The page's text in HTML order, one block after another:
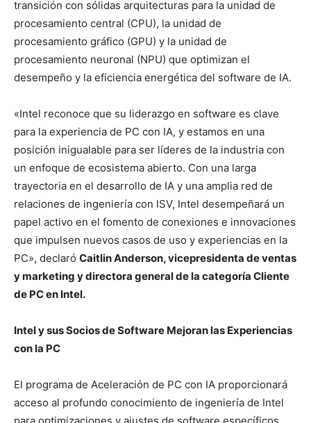
transición con sólidas arquitecturas para la unidad de
procesamiento central (CPU), la unidad de
procesamiento gráfico (GPU) y la unidad de
procesamiento neuronal (NPU) que optimizan el
desempeño y la eficiencia energética del software de IA.
«Intel reconoce que su liderazgo en software es clave
para la experiencia de PC con IA, y estamos en una
posición inigualable para ser líderes de la industria con
un enfoque de ecosistema abierto. Con una larga
trayectoria en el desarrollo de IA y una amplia red de
relaciones de ingeniería con ISV, Intel desempeñará un
papel activo en el fomento de conexiones e innovaciones
que impulsen nuevos casos de uso y experiencias en la
PC», declaró Caitlin Anderson, vicepresidenta de ventas
y marketing y directora general de la categoría Cliente
de PC en Intel.
Intel y sus Socios de Software Mejoran las Experiencias
con la PC
El programa de Aceleración de PC con IA proporcionará
acceso al profundo conocimiento de ingeniería de Intel